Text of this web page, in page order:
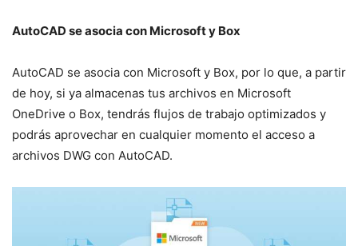
AutoCAD se asocia con Microsoft y Box
AutoCAD se asocia con Microsoft y Box, por lo que, a partir
de hoy, si ya almacenas tus archivos en Microsoft
OneDrive o Box, tendrás flujos de trabajo optimizados y
podrás aprovechar en cualquier momento el acceso a
archivos DWG con AutoCAD.